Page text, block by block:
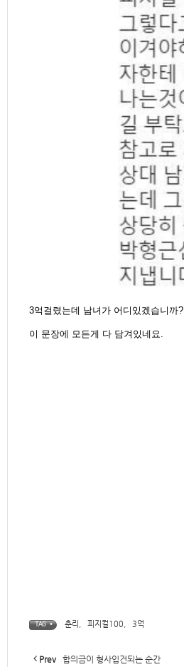
3억걸렸는데 남녀가 어디있겠습니까?
이 문장에 모든게 다 담겨있네요.
TAG • 춘리 피지컬100 3억
Prev 합의금이 형사입건되는 순간